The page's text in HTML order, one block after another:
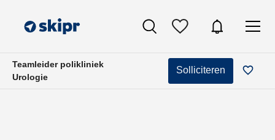
Teamleider polikliniek
Urologie
Solliciteren